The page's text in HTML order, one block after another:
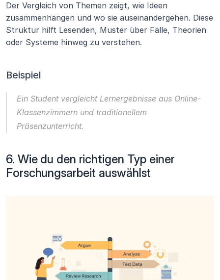
Der Vergleich von Themen zeigt, wie Ideen
zusammenhängen und wo sie auseinandergehen. Diese
Struktur hilft Lesenden, Muster über Fälle, Theorien
oder Systeme hinweg zu verstehen.
Beispiel
Ein Student vergleicht Lernergebnisse aus Online-
Klassenzimmern und traditionellem
Präsenzunterricht.
6. Wie du den richtigen Typ einer
Forschungsarbeit auswählst